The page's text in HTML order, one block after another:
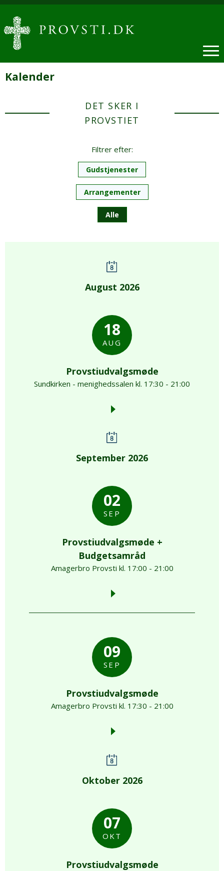
Kalender
DET SKER I
PROVSTIET
Filtrer efter:
Gudstjenester
Arrangementer
Alle
August 2026
18
AUG
Provstiudvalgsmøde
Sundkirken - menighedssalen kl. 17:30 - 21:00
September 2026
02
SEP
Provstiudvalgsmøde +
Budgetsamråd
Amagerbro Provsti kl. 17:00 - 21:00
09
SEP
Provstiudvalgsmøde
Amagerbro Provsti kl. 17:30 - 21:00
Oktober 2026
07
OKT
Provstiudvalgsmøde